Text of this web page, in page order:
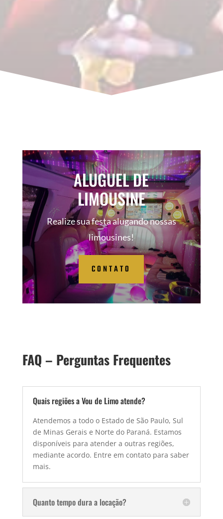
ALUGUEL DE
LIMOUSINE
Realize sua festa alugando nossas
limousines!
CONTATO
FAQ – Perguntas Frequentes
Quais regiões a Vou de Limo atende?
Atendemos a todo o Estado de São Paulo, Sul
de Minas Gerais e Norte do Paraná. Estamos
disponíveis para atender a outras regiões,
mediante acordo. Entre em contato para saber
mais.
Quanto tempo dura a locação?